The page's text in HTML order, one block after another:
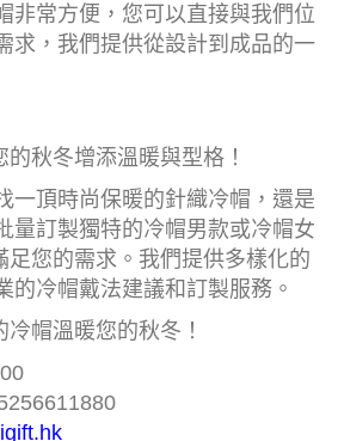
非常方便，您可以直接與我們位
求，我們提供從設計到成品的一
秋冬增添溫暖與型格！
一頂時尚保暖的針織冷帽，還是
量訂製獨特的冷帽男款或冷帽女
足您的需求。我們提供多樣化的
的冷帽戴法建議和訂製服務。
帽溫暖您的秋冬！